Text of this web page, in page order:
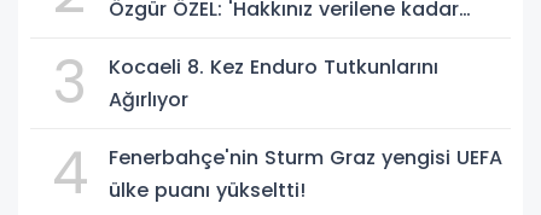
Özgür ÖZEL: 'Hakkınız verilene kadar
3
Kocaeli 8. Kez Enduro Tutkunlarını
Ağırlıyor
4
Fenerbahçe'nin Sturm Graz yengisi UEFA
ülke puanı yükseltti!